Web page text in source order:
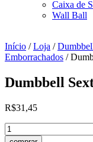
Caixa de
Wall Ball
Início /Loja /
Emborrachados /
Dumbbell
R$31,45
Dumbbell
Sextavado